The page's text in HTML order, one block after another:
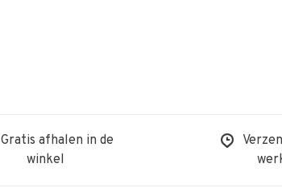
Gratis afhalen in de
winkel